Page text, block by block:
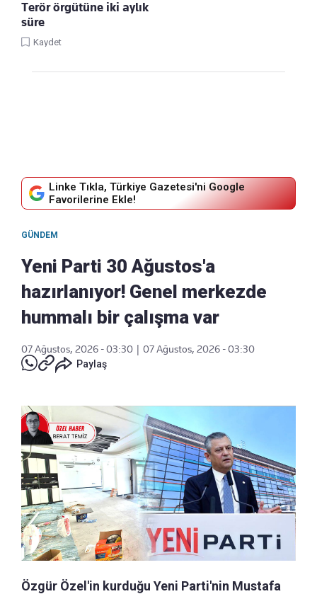
Terör örgütüne iki aylık
süre
Kaydet
Linke Tıkla, Türkiye Gazetesi'ni Google
Favorilerine Ekle!
GÜNDEM
Yeni Parti 30 Ağustos'a
hazırlanıyor! Genel merkezde
hummalı bir çalışma var
07 Ağustos, 2026 - 03:30
07 Ağustos, 2026 - 03:30
Paylaş
Özgür Özel'in kurduğu Yeni Parti'nin Mustafa